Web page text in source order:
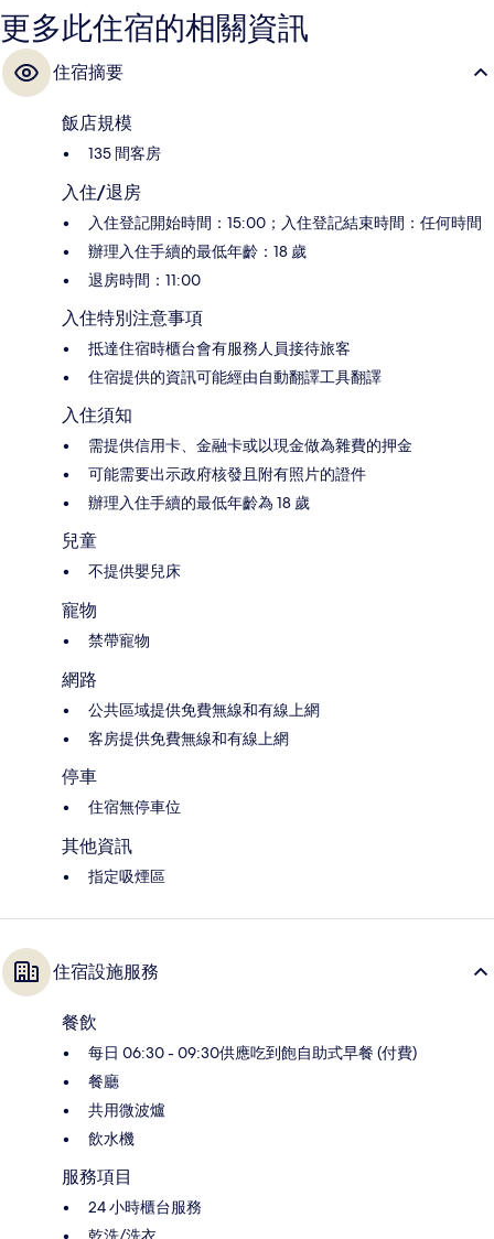
更多此住宿的相關資訊
住宿摘要
飯店規模
135 間客房
入住/退房
入住登記開始時間：15:00；入住登記結束時間：任何時間
辦理入住手續的最低年齡：18 歲
退房時間：11:00
入住特別注意事項
抵達住宿時櫃台會有服務人員接待旅客
住宿提供的資訊可能經由自動翻譯工具翻譯
入住須知
需提供信用卡、金融卡或以現金做為雜費的押金
可能需要出示政府核發且附有照片的證件
辦理入住手續的最低年齡為 18 歲
兒童
不提供嬰兒床
寵物
禁帶寵物
網路
公共區域提供免費無線和有線上網
客房提供免費無線和有線上網
停車
住宿無停車位
其他資訊
指定吸煙區
住宿設施服務
餐飲
每日 06:30 - 09:30供應吃到飽自助式早餐 (付費)
餐廳
共用微波爐
飲水機
服務項目
24 小時櫃台服務